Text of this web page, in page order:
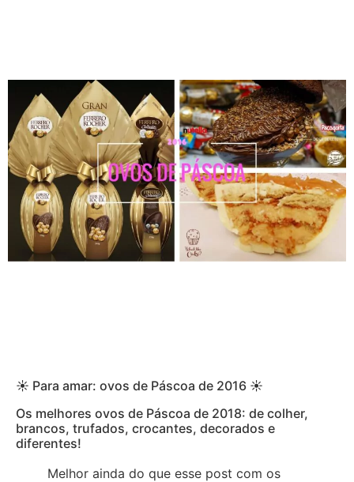
☀ Para amar: ovos de Páscoa de 2016 ☀
Os melhores ovos de Páscoa de 2018: de colher,
brancos, trufados, crocantes, decorados e
diferentes!
Melhor ainda do que esse post com os